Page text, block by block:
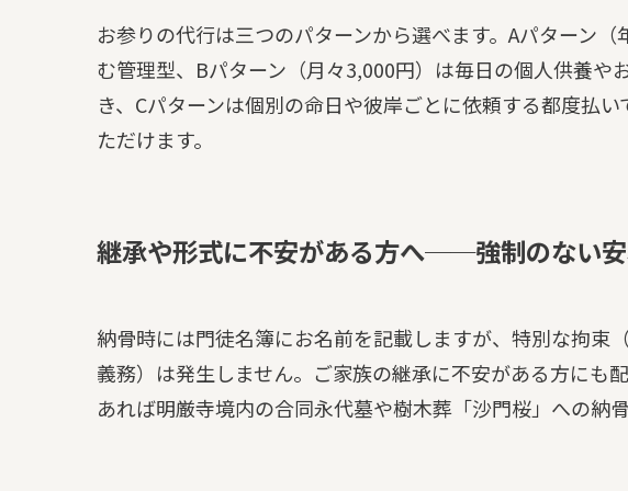
お参りの代行は三つのパターンから選べます。Aパターン
む管理型、Bパターン（月々3,000円）は毎日の個人供養や
き、Cパターンは個別の命日や彼岸ごとに依頼する都度払
ただけます。
継承や形式に不安がある方へ──強制のない
納骨時には門徒名簿にお名前を記載しますが、特別な拘束
義務）は発生しません。ご家族の継承に不安がある方にも
あれば明厳寺境内の合同永代墓や樹木葬「沙門桜」への納骨